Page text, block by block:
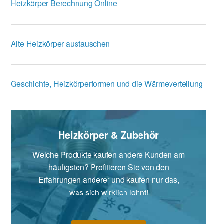
Heizkörper Berechnung Online
Alte Heizkörper austauschen
Geschichte, Heizkörperformen und die Wärmeverteilung
Heizkörper & Zubehör
Welche Produkte kaufen andere Kunden am
häufigsten? Profitieren Sie von den
Erfahrungen anderer und kaufen nur das,
was sich wirklich lohnt!